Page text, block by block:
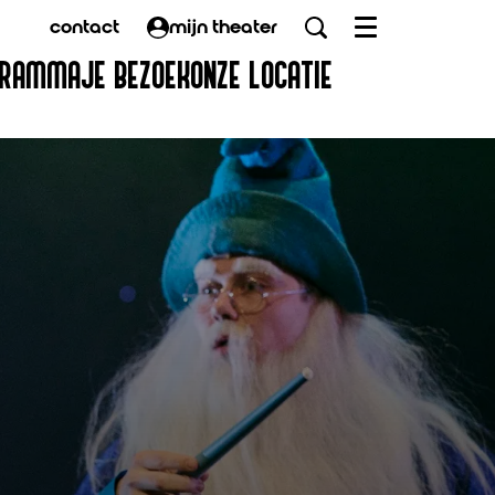
contact mijn theater
JE BEZOEK ONZE LOCATIE
Menu